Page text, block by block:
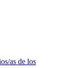
as de los